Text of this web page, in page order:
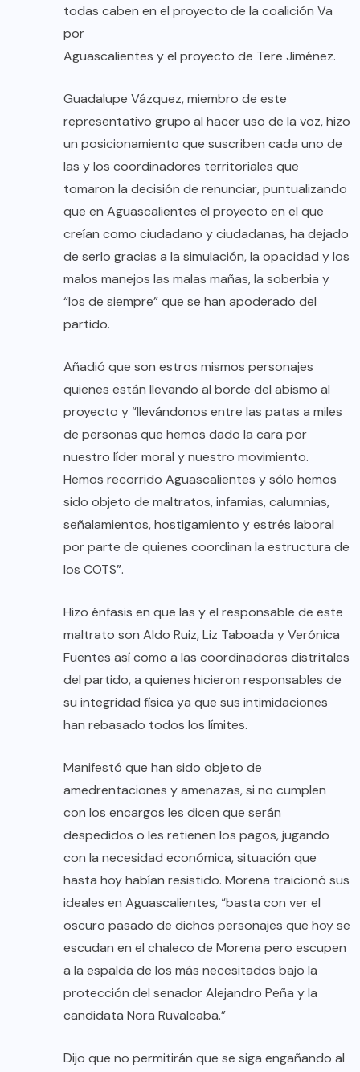
todas caben en el proyecto de la coalición Va
por
Aguascalientes y el proyecto de Tere Jiménez.
Guadalupe Vázquez, miembro de este
representativo grupo al hacer uso de la voz, hizo
un posicionamiento que suscriben cada uno de
las y los coordinadores territoriales que
tomaron la decisión de renunciar, puntualizando
que en Aguascalientes el proyecto en el que
creían como ciudadano y ciudadanas, ha dejado
de serlo gracias a la simulación, la opacidad y los
malos manejos las malas mañas, la soberbia y
“los de siempre” que se han apoderado del
partido.
Añadió que son estros mismos personajes
quienes están llevando al borde del abismo al
proyecto y “llevándonos entre las patas a miles
de personas que hemos dado la cara por
nuestro líder moral y nuestro movimiento.
Hemos recorrido Aguascalientes y sólo hemos
sido objeto de maltratos, infamias, calumnias,
señalamientos, hostigamiento y estrés laboral
por parte de quienes coordinan la estructura de
los COTS”.
Hizo énfasis en que las y el responsable de este
maltrato son Aldo Ruiz, Liz Taboada y Verónica
Fuentes así como a las coordinadoras distritales
del partido, a quienes hicieron responsables de
su integridad física ya que sus intimidaciones
han rebasado todos los límites.
Manifestó que han sido objeto de
amedrentaciones y amenazas, si no cumplen
con los encargos les dicen que serán
despedidos o les retienen los pagos, jugando
con la necesidad económica, situación que
hasta hoy habían resistido. Morena traicionó sus
ideales en Aguascalientes, “basta con ver el
oscuro pasado de dichos personajes que hoy se
escudan en el chaleco de Morena pero escupen
a la espalda de los más necesitados bajo la
protección del senador Alejandro Peña y la
candidata Nora Ruvalcaba.”
Dijo que no permitirán que se siga engañando al